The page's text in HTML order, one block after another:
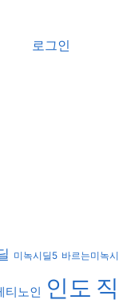
로그인
미녹시딜5 바르는미녹시
티노인 인도 직